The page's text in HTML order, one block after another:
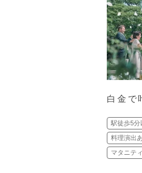
白金で
駅徒歩5分
料理演出
マタニテ